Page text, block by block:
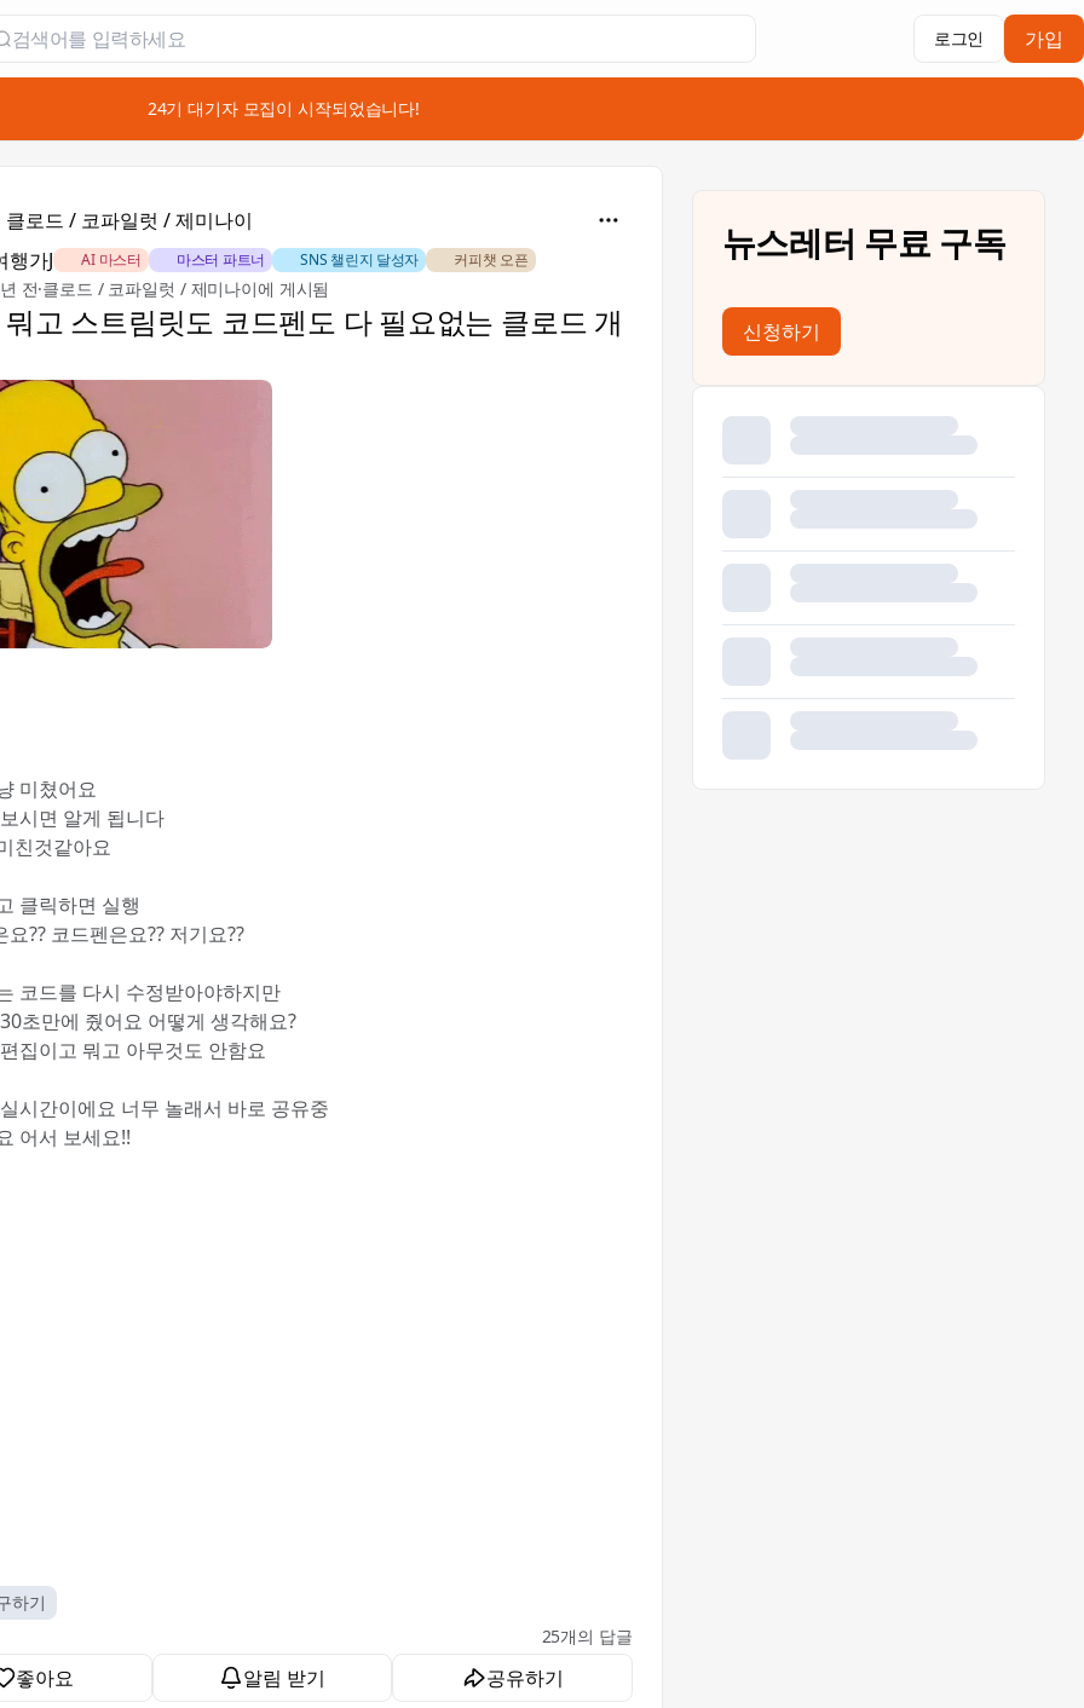
가입
로그인
📣 24기 대기자 모집이 시작되었습니다!
클로드 / 코파일럿 / 제미나이
행가J
🏅 AI 마스터 🎖️ 마스터 파트너 🚀 SNS 챌린지 달성자 ☕ 커피챗 오픈
전·클로드 / 코파일럿 / 제미나이에 게시됨
고 스트림릿도 코드펜도 다 필요없는 클로드 개
미쳤어요
시면 알게 됩니다
친것같아요
클릭하면 실행
?? 코드펜은요?? 저기요??
코드를 다시 수정받아야하지만
초만에 줬어요 어떻게 생각해요?
집이고 뭐고 아무것도 안함요
시간이에요 너무 놀래서 바로 공유중
어서 보세요!!
하기
25개의 답글
좋아요 알림 받기 공유하기
뉴스레터 무료 구독
신청하기